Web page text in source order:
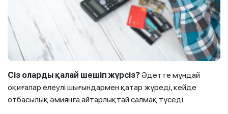
Сіз оларды қалай шешіп жүрсіз?Әдетте мұндай
оқиғалар елеулі шығындармен қатар жүреді, кейде
отбасылық әмиянға айтарлықтай салмақ түседі.